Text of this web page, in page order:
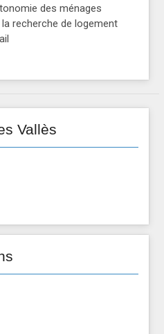
des ménages
recherche de logement
Vallès